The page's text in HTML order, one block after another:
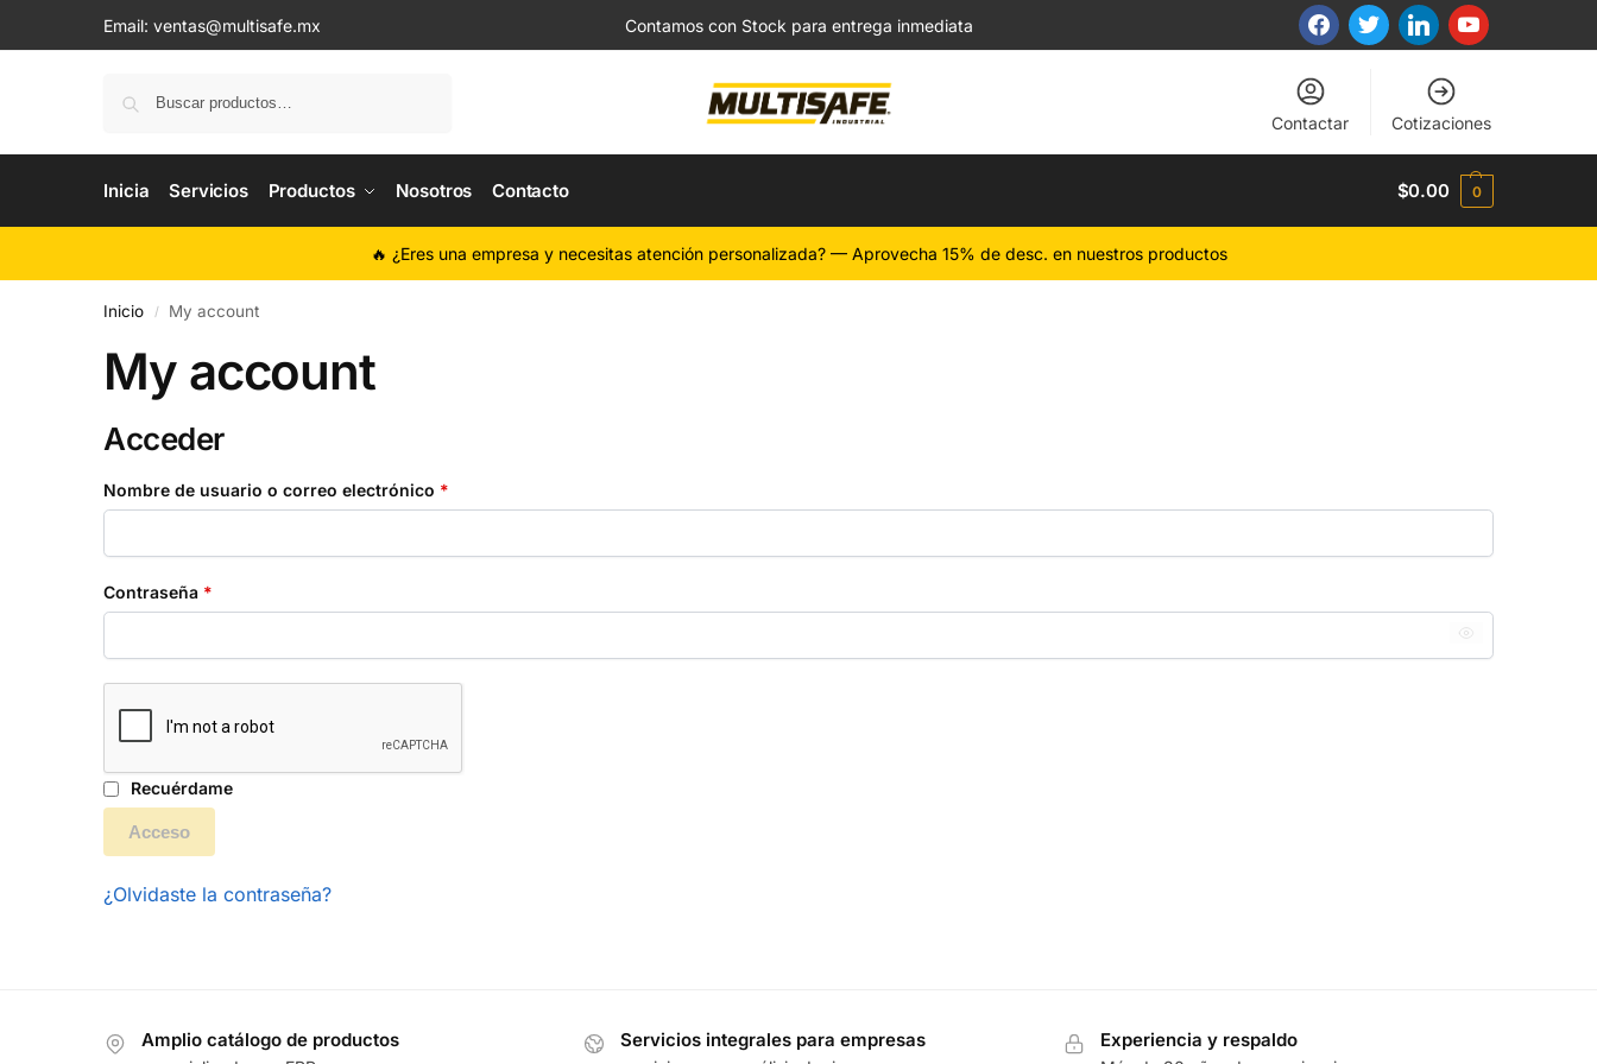
Email: ventas@multisafe.mx Contamos con Stock para entrega inmediata
Contactar Cotizaciones
Inicia Servicios Productos Nosotros Contacto $0.00 0
🔥 ¿Eres una empresa y necesitas atención personalizada? — Aprovecha 15% de desc. en nuestros productos
Inicio / My account
My account
Acceder
Nombre de usuario o correo electrónico *
Contraseña *
Recuérdame
Acceso
¿Olvidaste la contraseña?
Amplio catálogo de productos Servicios integrales para empresas Experiencia y respaldo